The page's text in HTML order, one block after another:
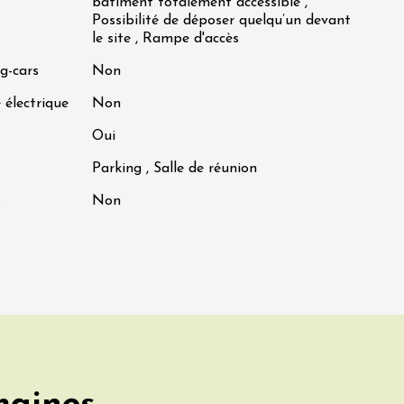
bâtiment totalement accessible ,
Possibilité de déposer quelqu’un devant
le site , Rampe d'accès
cars Non
électrique Non
Oui
Parking , Salle de réunion
Non